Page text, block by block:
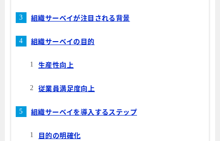
組織サーベイが注目される背景
組織サーベイの目的
生産性向上
従業員満足度向上
組織サーベイを導入するステップ
目的の明確化